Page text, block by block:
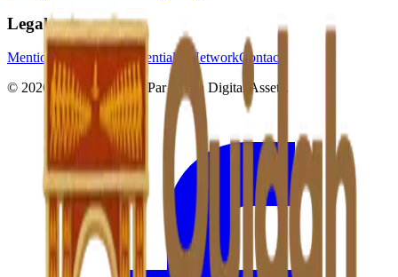
Legal
Mentions Légales Confidentialité NetworkContact
© 2026 Ouidah Origins. Par Africa Digital Assets .